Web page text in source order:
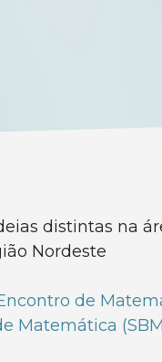
distintas na
Nordeste
de
Matemática